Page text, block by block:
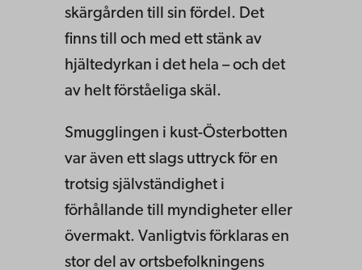
skärgården till sin fördel. Det
finns till och med ett stänk av
hjältedyrkan i det hela – och det
av helt förståeliga skäl.
Smugglingen i kust-Österbotten
var även ett slags uttryck för en
trotsig självständighet i
förhållande till myndigheter eller
övermakt. Vanligtvis förklaras en
stor del av ortsbefolkningens